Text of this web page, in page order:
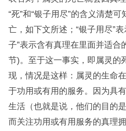
“死”和“银子用尽”的含义清楚可
亡，如下文所述；“银子用尽”
子”表示含有真理在里面并适合
节)。至于这一事实，即属灵的
现，情况是这样：属灵的生命
于功用或有用的服务。因为具
生活（也就是说，他们的目的
而关注功用或有用服务的真理